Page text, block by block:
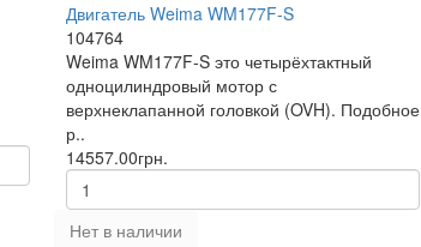
Двигатель Weima WM177F-S
104764
Weima WM177F-S это четырёхтактный
одноцилиндровый мотор с
верхнеклапанной головкой (OVH). Подобное
р..
14557.00грн.
Нет в наличии